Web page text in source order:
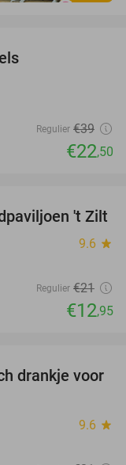
Regulier €39
€22,50
38%
't Zilt
9.6 star
Regulier €21
€12,95
52%
drankje voor
9.6 star